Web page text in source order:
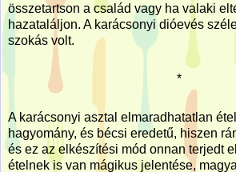
összetartson a család vagy ha valaki
hazataláljon. A karácsonyi dióevés
szokás volt.
*
A karácsonyi asztal elmaradhatatlan
hagyomány, és bécsi eredetű, hiszen
és ez az elkészítési mód onnan terjedt
ételnek is van mágikus jelentése,